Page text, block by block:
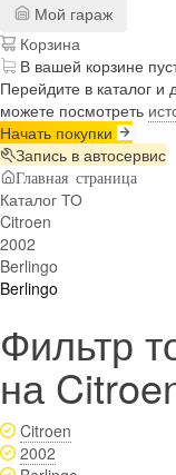
Мой гараж
Корзина
В вашей корзине
Перейдите в каталог
можете посмотреть
Начать покупки
Запись в автосервис
Главная страница
Каталог ТО
Citroen
2002
Berlingo
Berlingo
Фильтр
на
Citroen
2002